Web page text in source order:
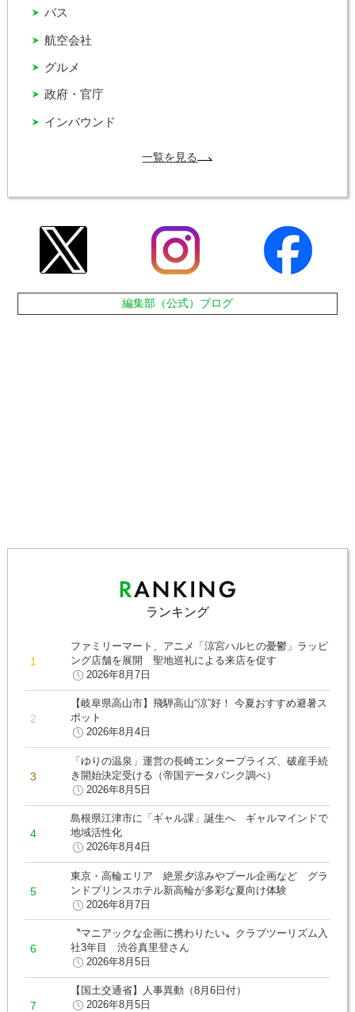
インバウンド
グルメ
バス
政府・官庁
航空会社
一覧を見る
編集部（公式）ブログ
ランキング
ファミリーマート、アニメ「涼宮ハルヒの憂鬱」ラッピ
ング店舗を展開 聖地巡礼による来店を促す
2026年8月7日
【岐阜県高山市】飛騨高山“涼”好！ 今夏おすすめ避暑ス
ポット
2026年8月4日
「ゆりの温泉」運営の長崎エンタープライズ、破産手続
き開始決定受ける（帝国データバンク調べ）
2026年8月5日
島根県江津市に「ギャル課」誕生へ ギャルマインドで
地域活性化
2026年8月4日
東京・高輪エリア 絶景夕涼みやプール企画など グラ
ンドプリンスホテル新高輪が多彩な夏向け体験
2026年8月7日
〝マニアックな企画に携わりたい〟クラブツーリズム入
社3年目 渋谷真里登さん
2026年8月5日
【国土交通省】人事異動（8月6日付）
2026年8月5日